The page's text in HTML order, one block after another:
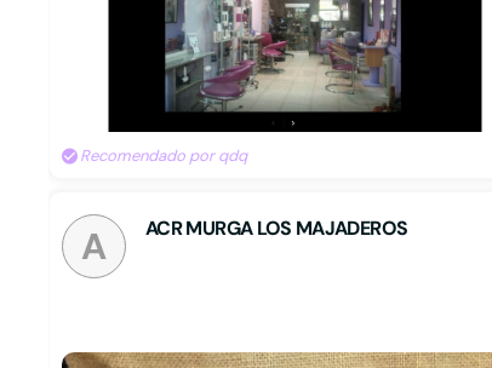
Recomendado por qdq
A ACR MURGA LOS MAJADEROS